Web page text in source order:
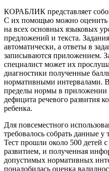
КОРАБЛИК представляет
С их помощью можно оценить
на всех основных языковых
предложений и текста.
автоматически, а ответы в
записываются приложением.
специалист может их
диагностики полученные
нормативными интервалами. В
пределы нормы в приложении
дефицита речевого развития
ребенка.
Для повсеместного
требовалось собрать данные
Тест прошли около 500 детей
развитием, и полученная
допустимых нормативных
понадобилась оценка